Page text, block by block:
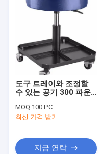
도구 트레이와 조정할
수 있는 공기 300 파운
MOQ:100 PC
최신 가격 받기
지금 연락